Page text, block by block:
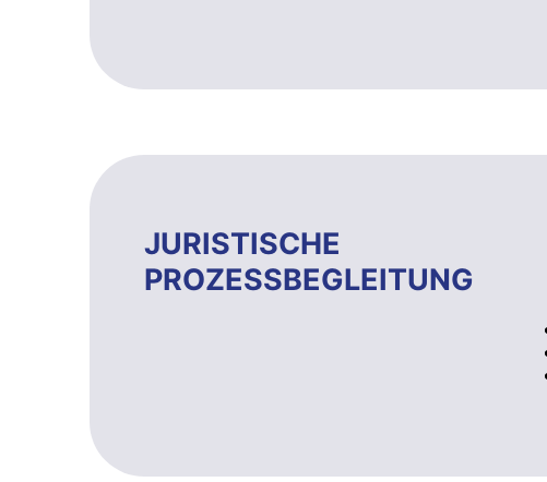
JURISTISCHE
PROZESSBEGLEITUNG